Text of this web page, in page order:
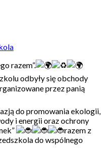
razem”.
odbyły się obchody
przez panią
do promowania ekologii,
i energii oraz ochrony
razem z
do wspólnego